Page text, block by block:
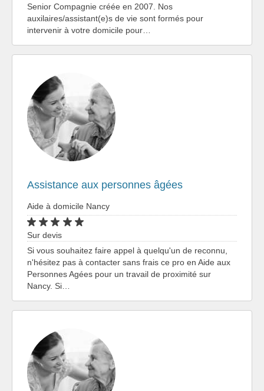
Senior Compagnie créée en 2007. Nos
auxilaires/assistant(e)s de vie sont formés pour
intervenir à votre domicile pour…
Assistance aux personnes âgées
Aide à domicile Nancy
Sur devis
Si vous souhaitez faire appel à quelqu'un de reconnu,
n'hésitez pas à contacter sans frais ce pro en Aide aux
Personnes Agées pour un travail de proximité sur
Nancy. Si…